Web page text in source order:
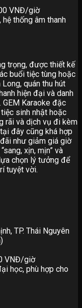
VNĐ/giờ
thống âm thanh
trọng, được thiết kế
buổi tiệc tùng hoặc
quán thu hút
hiện đại và danh
Karaoke đặc
sinh nhật hoặc
rãi và dịch vụ đi kèm
đây cũng khá hợp
như giảm giá giờ
xịn, mịn” và
chọn lý tưởng để
tuyệt vời.
TP. Thái Nguyên
VNĐ/giờ
học, phù hợp cho